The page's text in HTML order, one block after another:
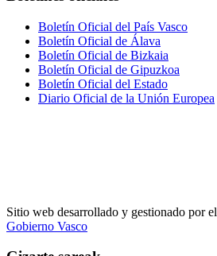
Boletín Oficial del País Vasco
Boletín Oficial de Álava
Boletín Oficial de Bizkaia
Boletín Oficial de Gipuzkoa
Boletín Oficial del Estado
Diario Oficial de la Unión Europea
Sitio web desarrollado y gestionado por el
Gobierno Vasco